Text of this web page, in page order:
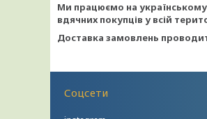
Ми працюємо на українському
вдячних покупців у всій
Доставка замовлень
Соцсети